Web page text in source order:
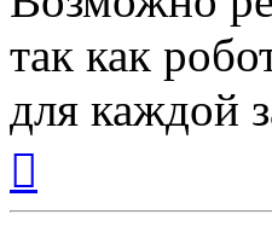
так как
для каждой
началу